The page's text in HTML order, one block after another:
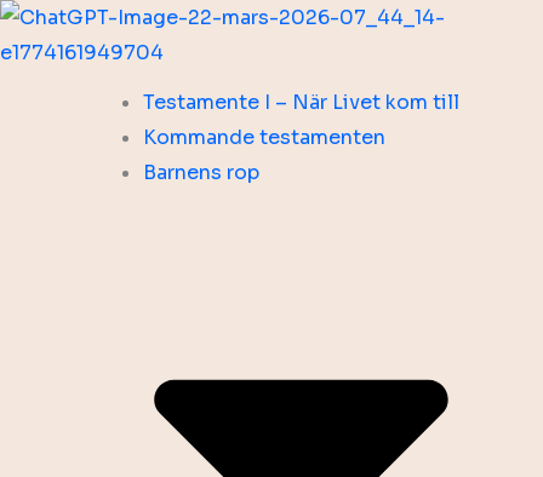
Hoppa
till
Testamente I – När Livet kom till
Kommande testamenten
Barnens rop